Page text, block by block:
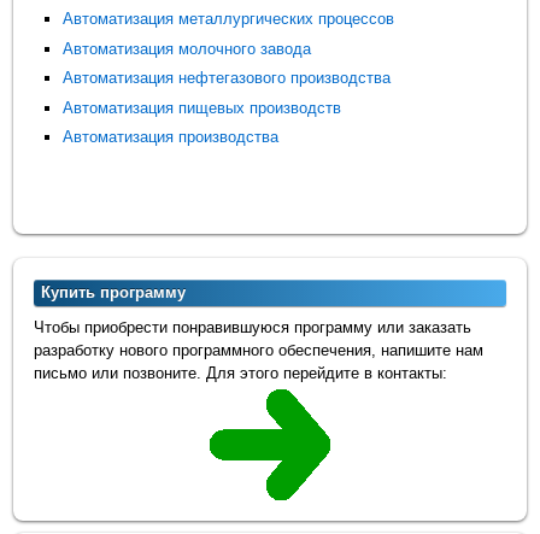
Автоматизация металлургических процессов
Автоматизация молочного завода
Автоматизация нефтегазового производства
Автоматизация пищевых производств
Автоматизация производства
Купить программу
Чтобы приобрести понравившуюся программу или заказать
разработку нового программного обеспечения, напишите нам
письмо или позвоните. Для этого перейдите в контакты: